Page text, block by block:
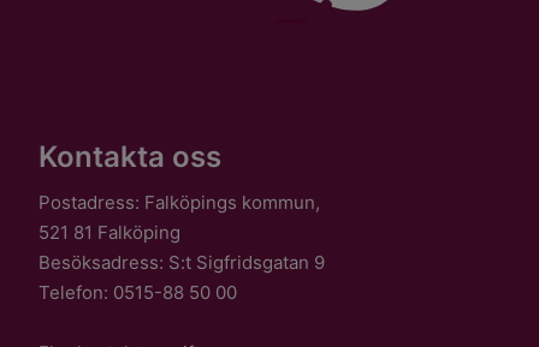
Kontakta oss
Postadress: Falköpings kommun,
521 81 Falköping
Besöksadress: S:t Sigfridsgatan 9
Telefon: 0515-88 50 00